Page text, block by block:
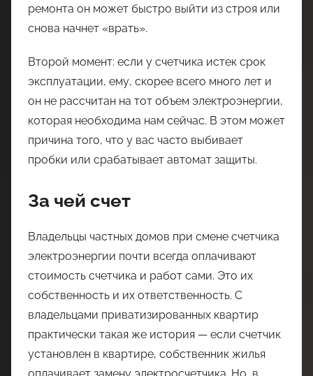
ремонта он может быстро выйти из строя или
снова начнет «врать».
Второй момент: если у счетчика истек срок
эксплуатации, ему, скорее всего много лет и
он не рассчитан на тот объем электроэнергии,
которая необходима нам сейчас. В этом может
причина того, что у вас часто выбивает
пробки или срабатывает автомат защиты.
За чей счет
Владельцы частных домов при смене счетчика
электроэнергии почти всегда оплачивают
стоимость счетчика и работ сами. Это их
собственность и их ответственность. С
владельцами приватизированных квартир
практически такая же история — если счетчик
установлен в квартире, собственник жилья
оплачивает замену электросчетчика. Но, в